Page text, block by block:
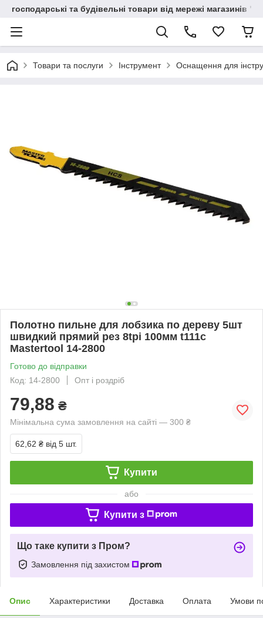
господарські та будівельні товари від мережі магазинів
Товари та послуги Інструмент Оснащення для
Полотно пильне для лобзика по дереву 5шт
швидкий прямий рез 8tpi 100мм t111c
Mastertool 14-2800
Готово до відправки
Код: 14-2800
Опт і роздріб
79,88 ₴
Мінімальна сума замовлення на сайті — 300 ₴
62,62 ₴ від 5 шт.
Купити
або
Купити з
Що таке купити з Пром?
Замовлення під захистом
Опис Характеристики Доставка Оплата Умови